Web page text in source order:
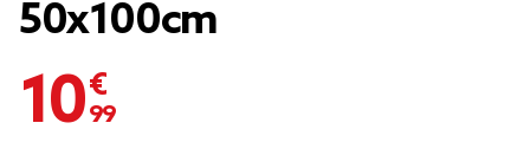
50x100cm
10,99 €